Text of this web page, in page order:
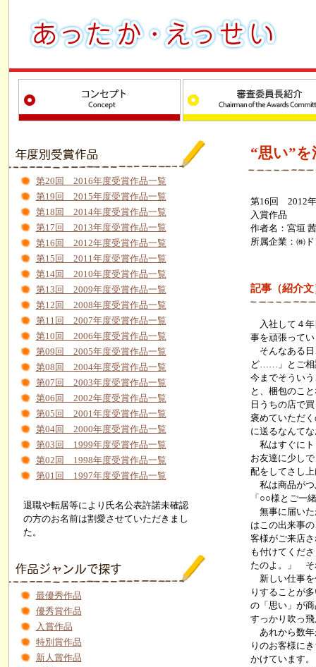
第20回 2016年度受賞作品一覧
第19回 2015年度受賞作品一覧
第18回 2014年度受賞作品一覧
第17回 2013年度受賞作品一覧
第16回 2012年度受賞作品一覧
第15回 2011年度受賞作品一覧
第14回 2010年度受賞作品一覧
第13回 2009年度受賞作品一覧
第12回 2008年度受賞作品一覧
第11回 2007年度受賞作品一覧
第10回 2006年度受賞作品一覧
第09回 2005年度受賞作品一覧
第08回 2004年度受賞作品一覧
第07回 2003年度受賞作品一覧
第06回 2002年度受賞作品一覧
第05回 2001年度受賞作品一覧
第04回 2000年度受賞作品一覧
第03回 1999年度受賞作品一覧
第02回 1998年度受賞作品一覧
第01回 1997年度受賞作品一覧
退職や転居等により氏名公表許諾未確認
の方のお名前は割愛させていただきまし
た。
最優秀作品
優秀賞作品
入賞作品
特別賞作品
新人賞作品
“思い”
第16回 2012
入賞作品
作者名：宮垣 茜
所属企業：㈱
記事（紹介文
入社して４年
事を頑張って
そんなある日
ど……」とご相
今までそうい
と、梱包のこ
日うちの店で
褒めていただ
に送るなんて
私はすぐにト
お友達に少し
配をしてさし
私は商品がつ
「○○様とご一
無事に届いた
はこの出来事
客様がご来店
も付けてくだ
たのよ。」 そ
新しい仕事を
りすることが
の「思い」が
すっかり吹っ
あれから数年
りのお客様に
かけています